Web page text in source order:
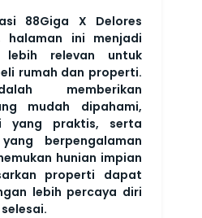
88Giga X Delores
halaman ini menjadi
lebih relevan untuk
rumah dan properti.
memberikan
mudah dipahami,
yang praktis, serta
berpengalaman
hunian impian
properti dapat
lebih percaya diri